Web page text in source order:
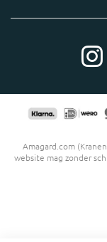
Amagard.com
website mag zonder